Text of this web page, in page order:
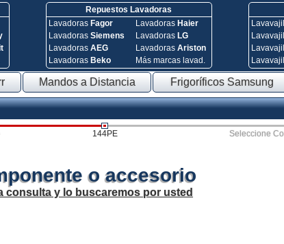
Repuestos Lavadoras
Lavadoras Fagor
Lavadoras Siemens
Lavadoras AEG
Lavadoras Beko
Lavadoras Haier
Lavadoras LG
Lavadoras Ariston
Más marcas lavad.
Mandos a Distancia Frigoríficos Samsung
144PE Seleccione
o accesorio
consulta y lo buscaremos por usted